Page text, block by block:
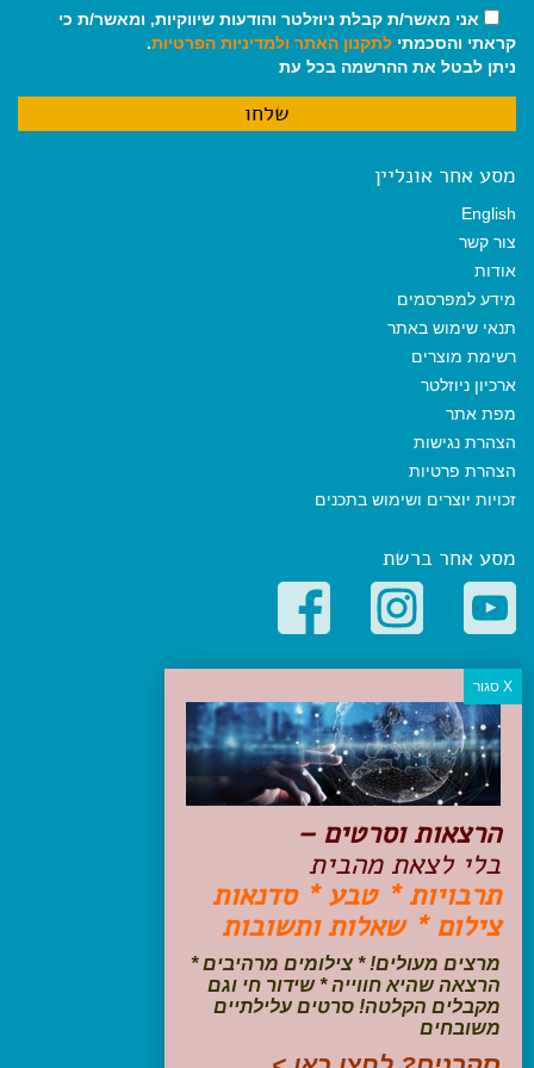
אני מאשר/ת קבלת ניוזלטר והודעות שיווקיות, ומאשר/ת כי
קראתי והסכמתי לתקנון האתר ולמדיניות הפרטיות.
ניתן לבטל את ההרשמה בכל עת
מסע אחר אונליין
English
צור קשר
אודות
מידע למפרסמים
תנאי שימוש באתר
רשימת מוצרים
ארכיון ניוזלטר
מפת אתר
הצהרת נגישות
הצהרת פרטיות
זכויות יוצרים ושימוש בתכנים
מסע אחר ברשת
קטגוריות פופולריות
יעדים
טיולים בישראל
מלונות בוטיק בישראל
טיפים והמלצות
הכנות לנסיעה
טיולי ג'יפים
טיולים עם ילדים
שייט, הפלגות, קרוזים
עקבו אחרינו בפייסבוק
הרצאות וסרטים –
בלי לצאת מהבית
תרבויות * טבע * סדנאות
צילום * שאלות ותשובות
מרצים מעולים! * צילומים מרהיבים *
הרצאה שהיא חווייה * שידור חי וגם
מקבלים הקלטה! סרטים עלילתיים
משובחים